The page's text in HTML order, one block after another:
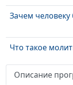
Зачем человеку
Что такое
Любит ли он
Описание